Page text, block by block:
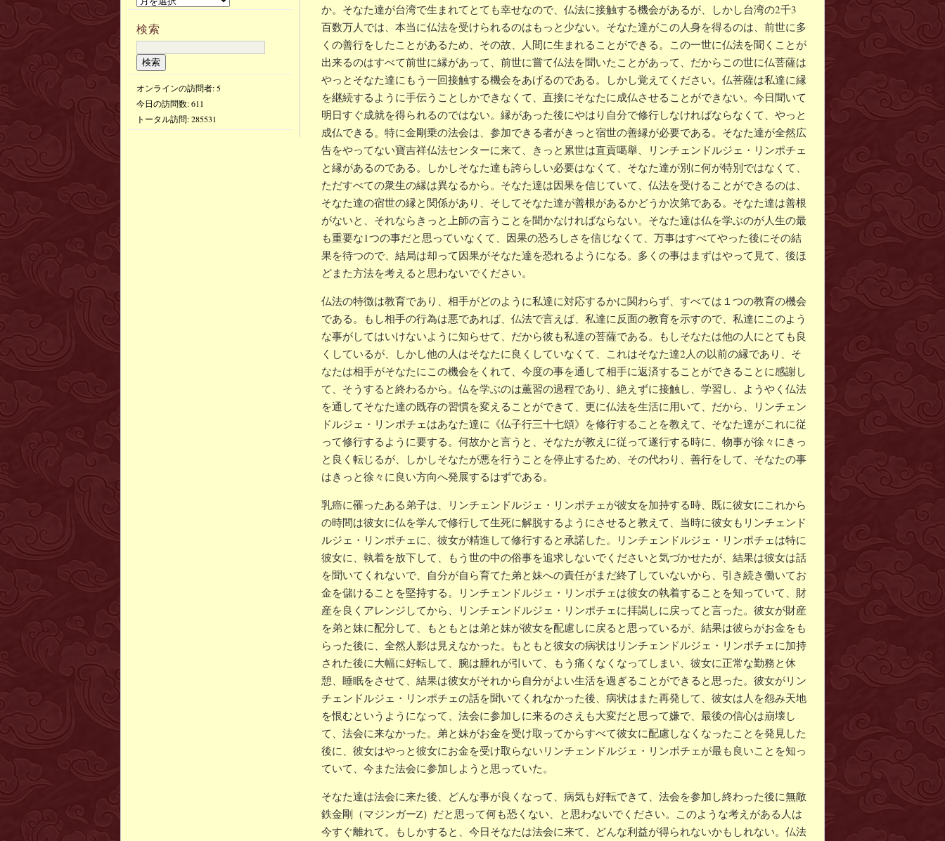
か。そなた達が台湾で生まれてとても幸せなので、仏法に接触する機会があるが、しかし台湾の2千3
百数万人では、本当に仏法を受けられるのはもっと少ない。そなた達がこの人身を得るのは、前世に多
くの善行をしたことがあるため、その故、人間に生まれることができる。この一世に仏法を聞くことが
出来るのはすべて前世に縁があって、前世に嘗て仏法を聞いたことがあって、だからこの世に仏菩薩は
やっとそなた達にもう一回接触する機会をあげるのである。しかし覚えてください。仏菩薩は私達に縁
を継続するように手伝うことしかできなくて、直接にそなたに成仏させることができない。今日聞いて
明日すぐ成就を得られるのではない。縁があった後にやはり自分で修行しなければならなくて、やっと
成仏できる。特に金剛乗の法会は、参加できる者がきっと宿世の善縁が必要である。そなた達が全然広
告をやってない寶吉祥仏法センターに来て、きっと累世は直貢噶舉、リンチェンドルジェ・リンポチェ
と縁があるのである。しかしそなた達も誇らしい必要はなくて、そなた達が別に何が特別ではなくて、
ただすべての衆生の縁は異なるから。そなた達は因果を信じていて、仏法を受けることができるのは、
そなた達の宿世の縁と関係があり、そしてそなた達が善根があるかどうか次第である。そなた達は善根
がないと、それならきっと上師の言うことを聞かなければならない。そなた達は仏を学ぶのが人生の最
も重要な1つの事だと思っていなくて、因果の恐ろしさを信じなくて、万事はすべてやった後にその結
果を待つので、結局は却って因果がそなた達を恐れるようになる。多くの事はまずはやって見て、後ほ
どまた方法を考えると思わないでください。
仏法の特徴は教育であり、相手がどのように私達に対応するかに関わらず、すべては１つの教育の機会
である。もし相手の行為は悪であれば、仏法で言えば、私達に反面の教育を示すので、私達にこのよう
な事がしてはいけないように知らせて、だから彼も私達の菩薩である。もしそなたは他の人にとても良
くしているが、しかし他の人はそなたに良くしていなくて、これはそなた達2人の以前の縁であり、そ
なたは相手がそなたにこの機会をくれて、今度の事を通して相手に返済することができることに感謝し
て、そうすると終わるから。仏を学ぶのは薫習の過程であり、絶えずに接触し、学習し、ようやく仏法
を通してそなた達の既存の習慣を変えることができて、更に仏法を生活に用いて、だから、リンチェン
ドルジェ・リンポチェはあなた達に《仏子行三十七頌》を修行することを教えて、そなた達がこれに従
って修行するように要する。何故かと言うと、そなたが教えに従って遂行する時に、物事が徐々にきっ
と良く転じるが、しかしそなたが悪を行うことを停止するため、その代わり、善行をして、そなたの事
はきっと徐々に良い方向へ発展するはずである。
乳癌に罹ったある弟子は、リンチェンドルジェ・リンポチェが彼女を加持する時、既に彼女にこれから
の時間は彼女に仏を学んで修行して生死に解脱するようにさせると教えて、当時に彼女もリンチェンド
ルジェ・リンポチェに、彼女が精進して修行すると承諾した。リンチェンドルジェ・リンポチェは特に
彼女に、執着を放下して、もう世の中の俗事を追求しないでくださいと気づかせたが、結果は彼女は話
を聞いてくれないで、自分が自ら育てた弟と妹への責任がまだ終了していないから、引き続き働いてお
金を儲けることを堅持する。リンチェンドルジェ・リンポチェは彼女の執着することを知っていて、財
産を良くアレンジしてから、リンチェンドルジェ・リンポチェに拝謁しに戻ってと言った。彼女が財産
を弟と妹に配分して、もともとは弟と妹が彼女を配慮しに戻ると思っているが、結果は彼らがお金をも
らった後に、全然人影は見えなかった。もともと彼女の病状はリンチェンドルジェ・リンポチェに加持
された後に大幅に好転して、腕は腫れが引いて、もう痛くなくなってしまい、彼女に正常な勤務と休
憩、睡眠をさせて、結果は彼女がそれから自分がよい生活を過ぎることができると思った。彼女がリン
チェンドルジェ・リンポチェの話を聞いてくれなかった後、病状はまた再発して、彼女は人を怨み天地
を恨むというようになって、法会に参加しに来るのさえも大変だと思って嫌で、最後の信心は崩壊し
て、法会に来なかった。弟と妹がお金を受け取ってからすべて彼女に配慮しなくなったことを発見した
後に、彼女はやっと彼女にお金を受け取らないリンチェンドルジェ・リンポチェが最も良いことを知っ
ていて、今また法会に参加しようと思っていた。
そなた達は法会に来た後、どんな事が良くなって、病気も好転できて、法会を参加し終わった後に無敵
鉄金剛（マジンガーZ）だと思って何も恐くない、と思わないでください。このような考えがある人は
今すぐ離れて。もしかすると、今日そなたは法会に来て、どんな利益が得られないかもしれない。仏法
検索
オンラインの訪問者: 5
今日の訪問数:611
トータル訪問:285531